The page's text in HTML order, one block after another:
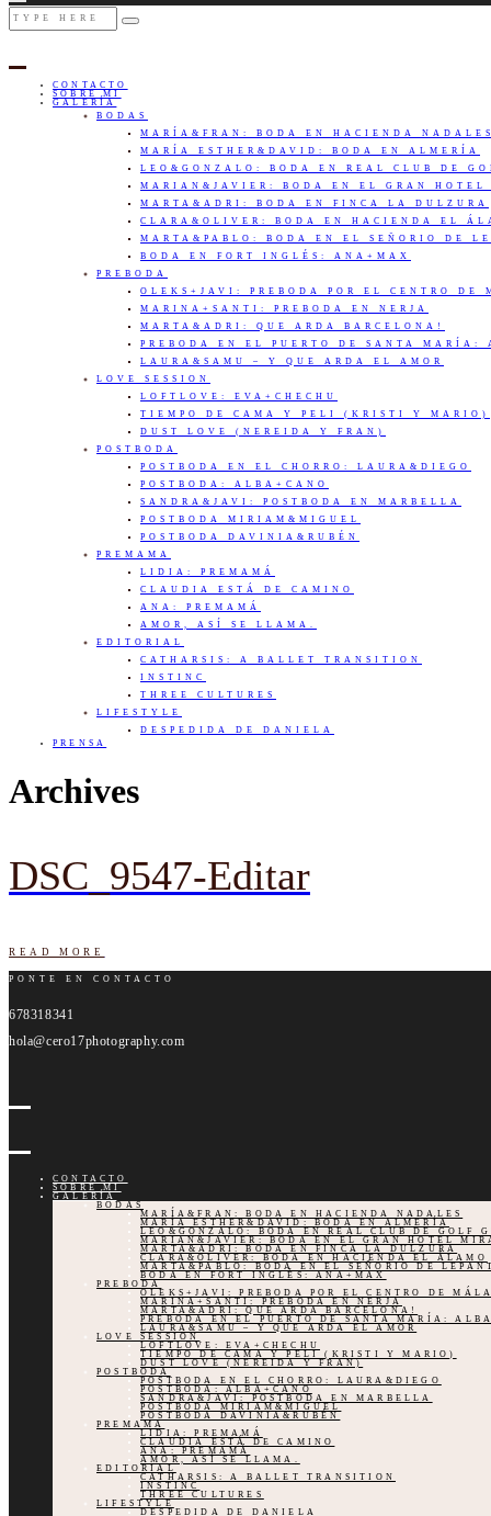
CONTACTO
SOBRE MI
GALERÍA
BODAS
MARÍA&FRAN: BODA EN HACIENDA NADALES
MARÍA ESTHER&DAVID: BODA EN ALMERÍA
LEO&GONZALO: BODA EN REAL CLUB DE
MARIAN&JAVIER: BODA EN EL GRAN HOTEL
MARTA&ADRI: BODA EN FINCA LA DULZURA
CLARA&OLIVER: BODA EN HACIENDA EL
MARTA&PABLO: BODA EN EL SEÑORIO DE
BODA EN FORT INGLÉS: ANA+MAX
PREBODA
OLEKS+JAVI: PREBODA POR EL CENTRO DE
MARINA+SANTI: PREBODA EN NERJA
MARTA&ADRI: QUE ARDA BARCELONA!
PREBODA EN EL PUERTO DE SANTA MARÍA:
LAURA&SAMU – Y QUE ARDA EL AMOR
LOVE SESSION
LOFTLOVE: EVA+CHECHU
TIEMPO DE CAMA Y PELI (KRISTI Y MARIO)
DUST LOVE (NEREIDA Y FRAN)
POSTBODA
POSTBODA EN EL CHORRO: LAURA&DIEGO
POSTBODA: ALBA+CANO
SANDRA&JAVI: POSTBODA EN MARBELLA
POSTBODA MIRIAM&MIGUEL
POSTBODA DAVINIA&RUBÉN
PREMAMA
LIDIA: PREMAMÁ
CLAUDIA ESTÁ DE CAMINO
ANA: PREMAMÁ
AMOR, ASÍ SE LLAMA.
EDITORIAL
CATHARSIS: A BALLET TRANSITION
INSTINC
THREE CULTURES
LIFESTYLE
DESPEDIDA DE DANIELA
PRENSA
Archives
DSC_9547-Editar
READ MORE
PONTE EN CONTACTO
678318341
hola@cero17photography.com
CONTACTO
SOBRE MI
GALERÍA
BODAS
MARÍA&FRAN: BODA EN HACIENDA NADALES
MARÍA ESTHER&DAVID: BODA EN ALMERÍA
LEO&GONZALO: BODA EN REAL CLUB DE GOLF
MARIAN&JAVIER: BODA EN EL GRAN HOTEL
MARTA&ADRI: BODA EN FINCA LA DULZURA
CLARA&OLIVER: BODA EN HACIENDA EL ÁLAMO
MARTA&PABLO: BODA EN EL SEÑORIO DE
BODA EN FORT INGLÉS: ANA+MAX
PREBODA
OLEKS+JAVI: PREBODA POR EL CENTRO DE
MARINA+SANTI: PREBODA EN NERJA
MARTA&ADRI: QUE ARDA BARCELONA!
PREBODA EN EL PUERTO DE SANTA MARÍA:
LAURA&SAMU – Y QUE ARDA EL AMOR
LOVE SESSION
LOFTLOVE: EVA+CHECHU
TIEMPO DE CAMA Y PELI (KRISTI Y MARIO)
DUST LOVE (NEREIDA Y FRAN)
POSTBODA
POSTBODA EN EL CHORRO: LAURA&DIEGO
POSTBODA: ALBA+CANO
SANDRA&JAVI: POSTBODA EN MARBELLA
POSTBODA MIRIAM&MIGUEL
POSTBODA DAVINIA&RUBÉN
PREMAMA
LIDIA: PREMAMÁ
CLAUDIA ESTÁ DE CAMINO
ANA: PREMAMÁ
AMOR, ASÍ SE LLAMA.
EDITORIAL
CATHARSIS: A BALLET TRANSITION
INSTINC
THREE CULTURES
LIFESTYLE
DESPEDIDA DE DANIELA